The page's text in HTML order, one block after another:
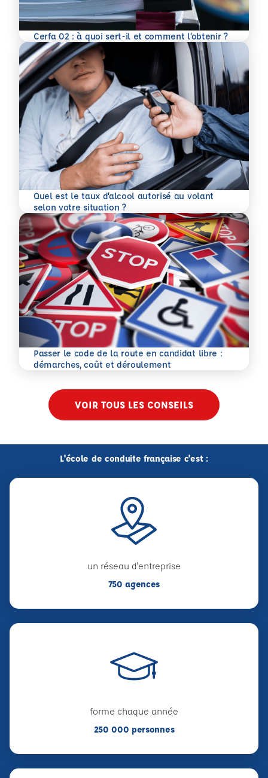
Cerfa 02 : à quoi sert-il et comment l’obtenir ?
En savoir plus
Quel est le taux d’alcool autorisé au volant
selon votre situation ?
En savoir plus
Passer le code de la route en candidat libre :
démarches, coût et déroulement
En savoir plus
VOIR TOUS LES CONSEILS
L'école de conduite française c'est :
un réseau d'entreprise
750 agences
forme chaque année
250 000 personnes